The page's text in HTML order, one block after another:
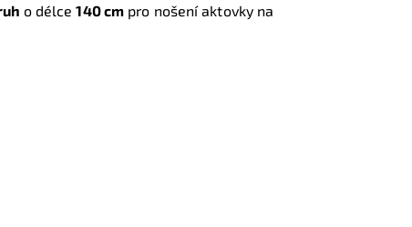
o délce140 cm pro nošení aktovky na